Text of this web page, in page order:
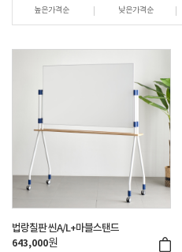
높은가격순 낮은가격순
법랑칠판 씬A/L+마블스탠드
643,000원